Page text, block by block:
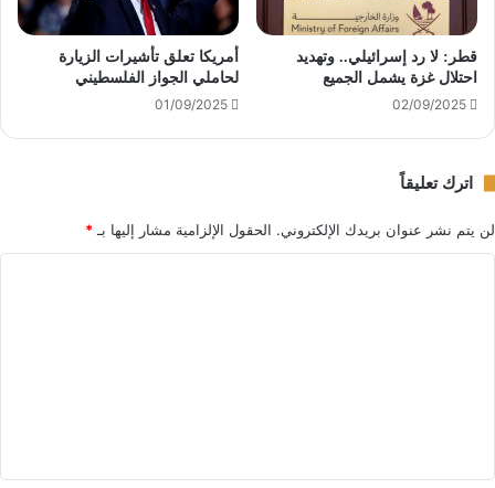
قطر: لا رد إسرائيلي.. وتهديد
احتلال غزة يشمل الجميع
02/09/2025
أمريكا تعلق تأشيرات الزيارة
لحاملي الجواز الفلسطيني
01/09/2025
اترك تعليقاً
لن يتم نشر عنوان بريدك الإلكتروني. الحقول الإلزامية مشار إليها بـ *